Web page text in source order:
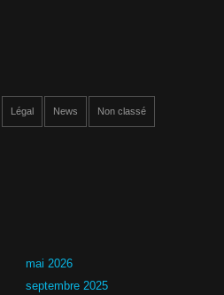
Légal News Non classé
mai 2026
septembre 2025